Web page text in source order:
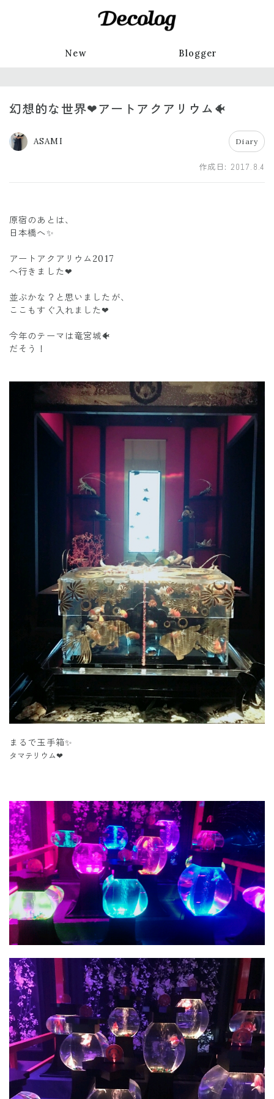
New Blogger
幻想的な世界❤アートアクアリウム🐠
ASAMI Diary
作成日: 2017.8.4
原宿のあとは、
日本橋へ✨
アートアクアリウム2017
へ行きました❤
並ぶかな？と思いましたが、
ここもすぐ入れました❤
今年のテーマは竜宮城🐠
だそう！
まるで玉手箱✨
タマテリウム❤